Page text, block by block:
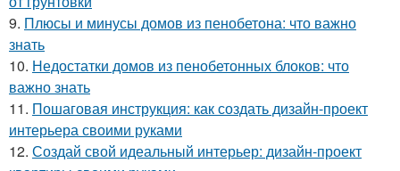
9. Плюсы и минусы домов из пенобетона: что важно
знать
10. Недостатки домов из пенобетонных блоков: что
важно знать
11. Пошаговая инструкция: как создать дизайн-проект
интерьера своими руками
12. Создай свой идеальный интерьер: дизайн-проект